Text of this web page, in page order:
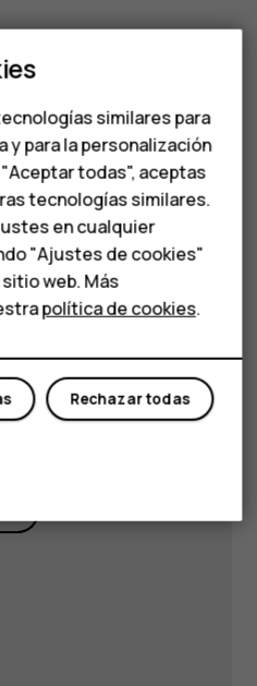
centro de
y
similares para
para la personalización
todas", aceptas
tecnologías similares.
en cualquier
"Ajustes de cookies"
web. Más
política de cookies.
Rechazar todas